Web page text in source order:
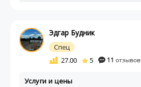
Эдгар Будник
Спец
27.00
5 11 отзывов
Услуги и цены